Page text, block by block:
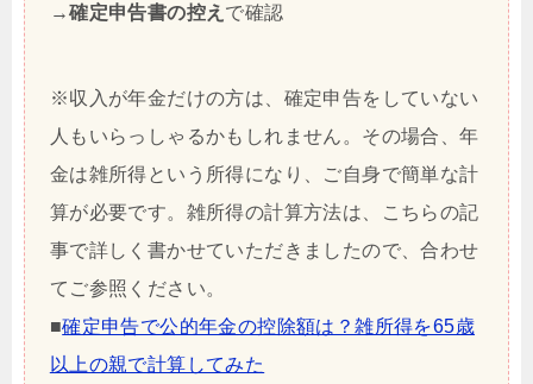
→確定申告書の控え で確認
※収入が年金だけの方は、確定申告をしていない
人もいらっしゃるかもしれません。その場合、年
金は雑所得という所得になり、ご自身で簡単な計
算が必要です。雑所得の計算方法は、こちらの記
事で詳しく書かせていただきましたので、合わせ
てご参照ください。
■確定申告で公的年金の控除額は？雑所得を65歳
以上の親で計算してみた